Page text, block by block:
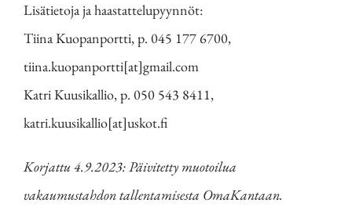
Lisätietoja ja haastattelupyynnöt:
Tiina Kuopanportti, p. 045 177 6700,
tiina.kuopanportti[at]gmail.com
Katri Kuusikallio, p. 050 543 8411,
katri.kuusikallio[at]uskot.fi
Korjattu 4.9.2023: Päivitetty muotoilua
vakaumustahdon tallentamisesta OmaKantaan.